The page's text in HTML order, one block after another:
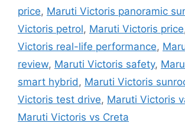
price, Maruti Victoris panoramic
Victoris petrol, Maruti Victoris price
Victoris real-life performance,
review, Maruti Victoris safety,
smart hybrid , Maruti Victoris
Victoris test drive, Maruti Victoris
Maruti Victoris vs Creta